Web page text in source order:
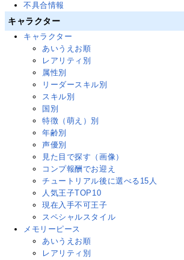
不具合情報
キャラクター
キャラクター
あいうえお順
レアリティ別
属性別
リーダースキル別
スキル別
国別
特徴（萌え）別
年齢別
声優別
見た目で探す（画像）
コンプ報酬でお迎え
チュートリアル後に選べる15人
人気王子TOP10
現在入手不可王子
スペシャルスタイル
メモリーピース
あいうえお順
レアリティ別